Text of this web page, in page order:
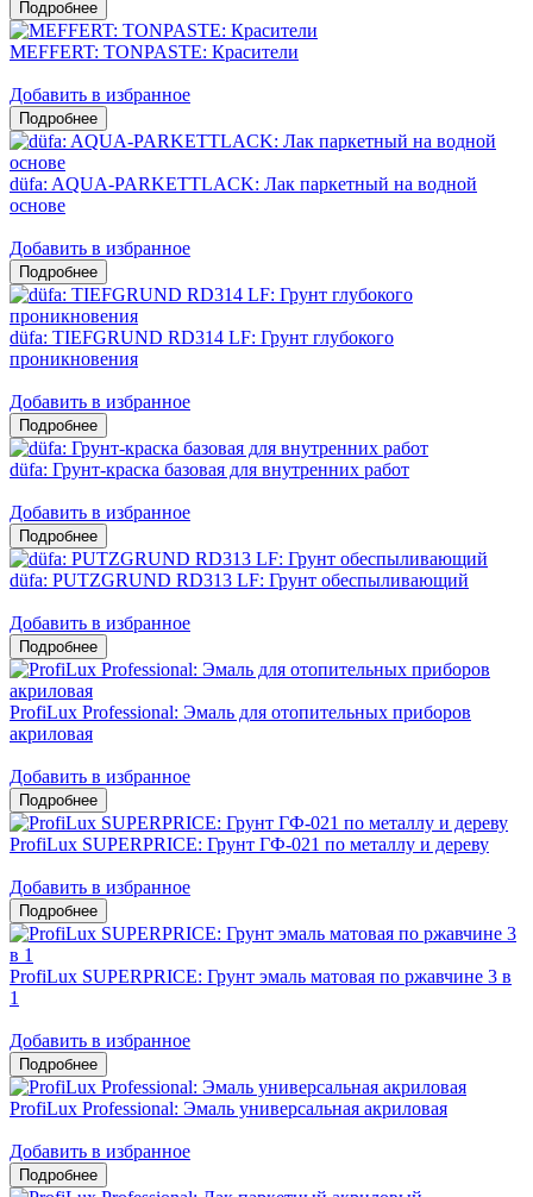
MEFFERT: TONPASTE: Красители
Добавить в избранное
düfa: AQUA-PARKETTLACK: Лак паркетный на водной
основе
Добавить в избранное
düfa: TIEFGRUND RD314 LF: Грунт глубокого
проникновения
Добавить в избранное
düfa: Грунт-краска базовая для внутренних работ
Добавить в избранное
düfa: PUTZGRUND RD313 LF: Грунт обеспыливающий
Добавить в избранное
ProfiLux Professional: Эмаль для отопительных приборов
акриловая
Добавить в избранное
ProfiLux SUPERPRICE: Грунт ГФ-021 по металлу и дереву
Добавить в избранное
ProfiLux SUPERPRICE: Грунт эмаль матовая по ржавчине 3 в
1
Добавить в избранное
ProfiLux Professional: Эмаль универсальная акриловая
Добавить в избранное